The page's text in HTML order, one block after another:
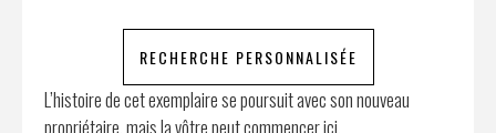
RECHERCHE PERSONNALISÉE
L’histoire de cet exemplaire se poursuit avec son nouveau
propriétaire, mais la vôtre peut commencer ici.